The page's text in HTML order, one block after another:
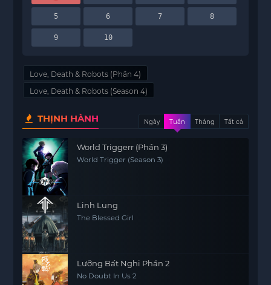
5 6 7 8
9 10
Love, Death & Robots (Phần 4)
Love, Death & Robots (Season 4)
THỊNH HÀNH Ngày Tuần Tháng Tất cả
World Triggerr (Phần 3)
World Trigger (Season 3)
Linh Lung
The Blessed Girl
Lưỡng Bất Nghi Phần 2
No Doubt In Us 2